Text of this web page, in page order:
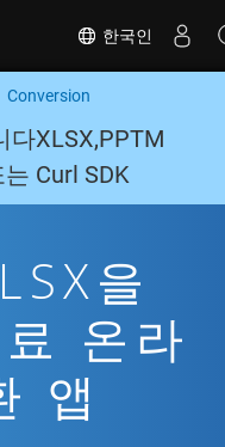
한국인
Conversion
XLSX,PPTM
Curl SDK
을
온라
앱